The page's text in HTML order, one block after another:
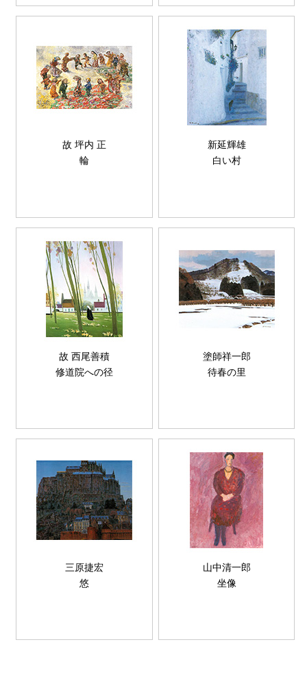
故 坪内 正
輪
新延輝雄
白い村
故 西尾善積
修道院への径
塗師祥一郎
待春の里
三原捷宏
悠
山中清一郎
坐像